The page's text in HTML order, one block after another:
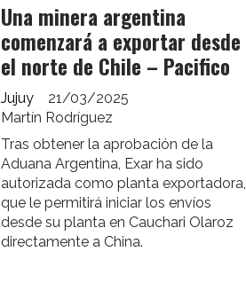
Una minera argentina
comenzará a exportar desde
el norte de Chile – Pacifico
Martín Rodríguez
Jujuy 21/03/2025
Tras obtener la aprobación de la
Aduana Argentina, Exar ha sido
autorizada como planta exportadora,
que le permitirá iniciar los envíos
desde su planta en Cauchari Olaroz
directamente a China.